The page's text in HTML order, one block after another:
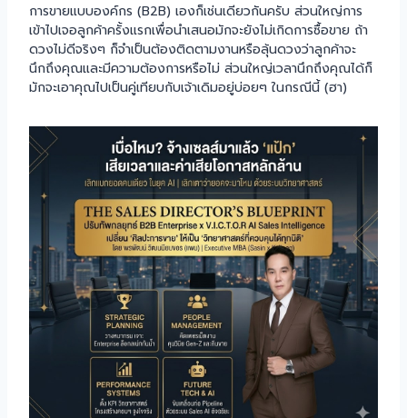
การขายแบบองค์กร (B2B) เองก็เช่นเดียวกันครับ ส่วนใหญ่การ
เข้าไปเจอลูกค้าครั้งแรกเพื่อนำเสนอมักจะยังไม่เกิดการซื้อขาย ถ้า
ดวงไม่ดีจริงๆ ก็จำเป็นต้องติดตามงานหรือลุ้นดวงว่าลูกค้าจะ
นึกถึงคุณและมีความต้องการหรือไม่ ส่วนใหญ่เวลานึกถึงคุณได้ก็
มักจะเอาคุณไปเป็นคู่เทียบกับเจ้าเดิมอยู่บ่อยๆ ในกรณีนี้ (ฮา)